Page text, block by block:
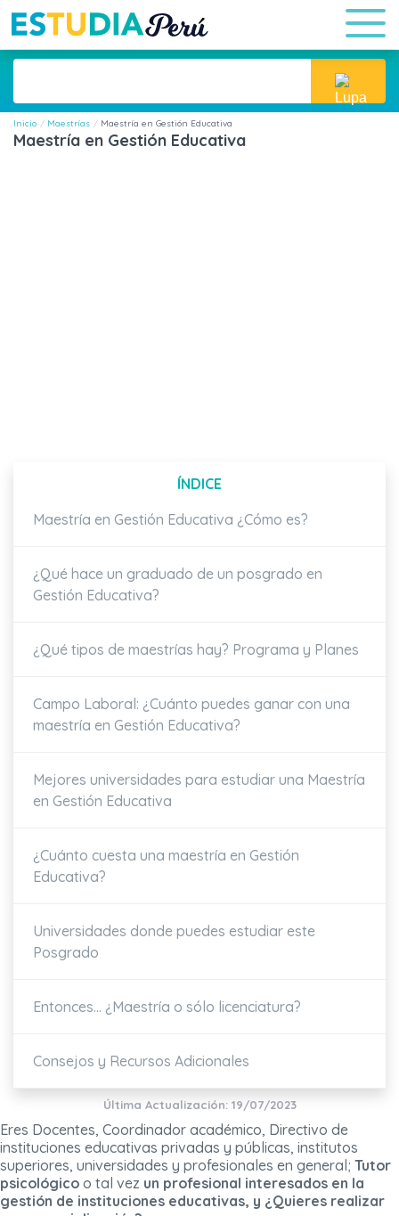
Inicio Maestrías Maestría en Gestión Educativa
Maestría en Gestión Educativa
ÍNDICE
Maestría en Gestión Educativa ¿Cómo es?
¿Qué hace un graduado de un posgrado en
Gestión Educativa?
¿Qué tipos de maestrías hay? Programa y Planes
Campo Laboral: ¿Cuánto puedes ganar con una
maestría en Gestión Educativa?
Mejores universidades para estudiar una Maestría
en Gestión Educativa
¿Cuánto cuesta una maestría en Gestión
Educativa?
Universidades donde puedes estudiar este
Posgrado
Entonces… ¿Maestría o sólo licenciatura?
Consejos y Recursos Adicionales
Última Actualización: 19/07/2023
Eres Docentes, Coordinador académico, Directivo de
instituciones educativas privadas y públicas, institutos
superiores, universidades y profesionales en general; Tutor
psicológico o tal vez un profesional interesados en la
gestión de instituciones educativas, y ¿Quieres realizar